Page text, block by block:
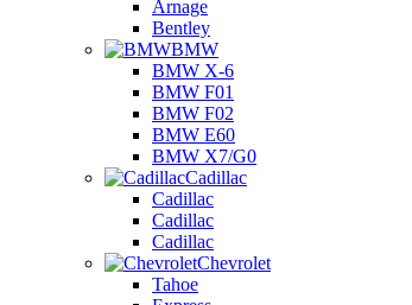
Arnage
Bentley
BMW
BMW X-6
BMW F01
BMW F02
BMW E60
BMW X7/G0
Cadillac
Cadillac
Cadillac
Cadillac
Chevrolet
Tahoe